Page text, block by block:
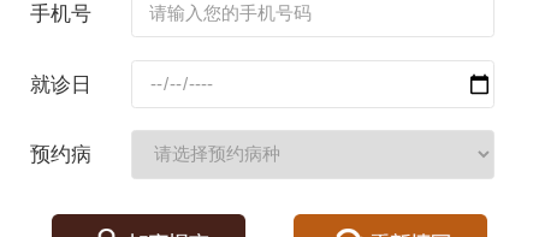
手机号
就诊日
预约病